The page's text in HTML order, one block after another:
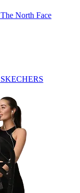
The North Face
SKECHERS